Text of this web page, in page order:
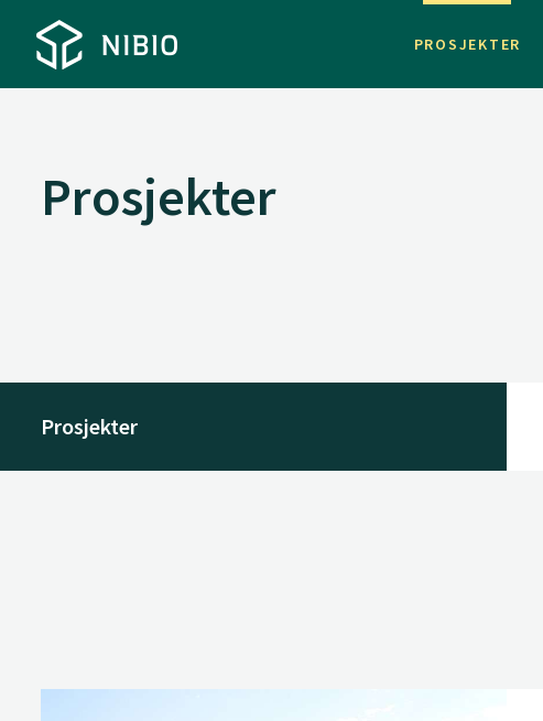
PROSJEKTER
Prosjekter
Prosjekter